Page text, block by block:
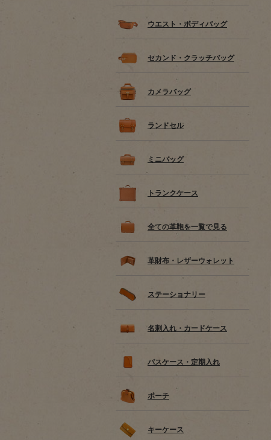
ウエスト・ボディバッグ
セカンド・クラッチバッグ
カメラバッグ
ランドセル
ミニバッグ
トランクケース
全ての革鞄を一覧で見る
革財布・レザーウォレット
ステーショナリー
名刺入れ・カードケース
パスケース・定期入れ
ポーチ
キーケース